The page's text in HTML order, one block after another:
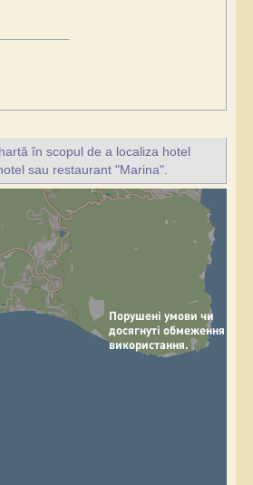
în scopul de a localiza hotel
sau restaurant "Marina".